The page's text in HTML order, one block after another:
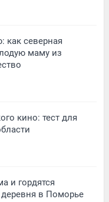
северная
маму из
кино: тест для
и гордятся
деревня в Поморье